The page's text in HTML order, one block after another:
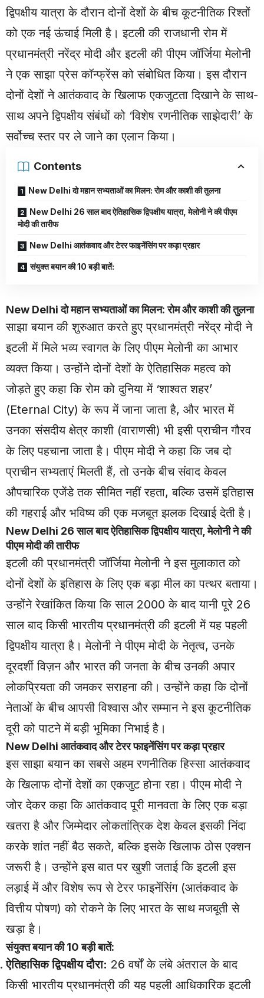
द्विपक्षीय यात्रा के दौरान दोनों देशों के बीच कूटनीतिक रिश्तों
को एक नई ऊंचाई मिली है। इटली की राजधानी रोम में
प्रधानमंत्री नरेंद्र मोदी और इटली की पीएम जॉर्जिया मेलोनी
ने एक साझा प्रेस कॉन्फ्रेंस को संबोधित किया। इस दौरान
दोनों देशों ने आतंकवाद के खिलाफ एकजुटता दिखाने के साथ-
साथ अपने द्विपक्षीय संबंधों को ‘विशेष रणनीतिक साझेदारी’ के
सर्वोच्च स्तर पर ले जाने का एलान किया।
Contents
New Delhi दो महान सभ्यताओं का मिलन: रोम और काशी की तुलना
New Delhi 26 साल बाद ऐतिहासिक द्विपक्षीय यात्रा, मेलोनी ने की पीएम
मोदी की तारीफ
New Delhi आतंकवाद और टेरर फाइनेंसिंग पर कड़ा प्रहार
संयुक्त बयान की 10 बड़ी बातें:
New Delhiदो महान सभ्यताओं का मिलन: रोम और काशी की तुलना
साझा बयान की शुरुआत करते हुए प्रधानमंत्री नरेंद्र मोदी ने
इटली में मिले भव्य स्वागत के लिए पीएम मेलोनी का आभार
व्यक्त किया। उन्होंने दोनों देशों के ऐतिहासिक महत्व को
जोड़ते हुए कहा कि रोम को दुनिया में ‘शाश्वत शहर’
(Eternal City) के रूप में जाना जाता है, और भारत में
उनका संसदीय क्षेत्र काशी (वाराणसी) भी इसी प्राचीन गौरव
के लिए पहचाना जाता है। पीएम मोदी ने कहा कि जब दो
प्राचीन सभ्यताएं मिलती हैं, तो उनके बीच संवाद केवल
औपचारिक एजेंडे तक सीमित नहीं रहता, बल्कि उसमें इतिहास
की गहराई और भविष्य की एक मजबूत झलक दिखाई देती है।
New Delhi 26 साल बाद ऐतिहासिक द्विपक्षीय यात्रा, मेलोनी ने की
पीएम मोदी की तारीफ
इटली की प्रधानमंत्री जॉर्जिया मेलोनी ने इस मुलाकात को
दोनों देशों के इतिहास के लिए एक बड़ा मील का पत्थर बताया।
उन्होंने रेखांकित किया कि साल 2000 के बाद यानी पूरे 26
साल बाद किसी भारतीय प्रधानमंत्री की इटली में यह पहली
द्विपक्षीय यात्रा है। मेलोनी ने पीएम मोदी के नेतृत्व, उनके
दूरदर्शी विज़न और भारत की जनता के बीच उनकी अपार
लोकप्रियता की जमकर सराहना की। उन्होंने कहा कि दोनों
नेताओं के बीच आपसी विश्वास और सम्मान ने इस कूटनीतिक
दूरी को पाटने में बड़ी भूमिका निभाई है।
New Delhi आतंकवाद और टेरर फाइनेंसिंग पर कड़ा प्रहार
इस साझा बयान का सबसे अहम रणनीतिक हिस्सा आतंकवाद
के खिलाफ दोनों देशों का एकजुट होना रहा। पीएम मोदी ने
जोर देकर कहा कि आतंकवाद पूरी मानवता के लिए एक बड़ा
खतरा है और जिम्मेदार लोकतांत्रिक देश केवल इसकी निंदा
करके शांत नहीं बैठ सकते, बल्कि इसके खिलाफ ठोस एक्शन
जरूरी है। उन्होंने इस बात पर खुशी जताई कि इटली इस
लड़ाई में और विशेष रूप से टेरर फाइनेंसिंग (आतंकवाद के
वित्तीय पोषण) को रोकने के लिए भारत के साथ मजबूती से
खड़ा है।
संयुक्त बयान की 10 बड़ी बातें:
ऐतिहासिक द्विपक्षीय दौरा: 26 वर्षों के लंबे अंतराल के बाद
किसी भारतीय प्रधानमंत्री की यह पहली आधिकारिक इटली